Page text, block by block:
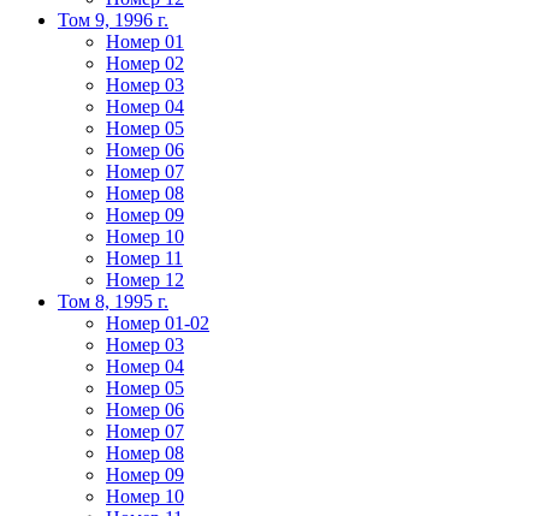
Том 9, 1996 г.
Номер 01
Номер 02
Номер 03
Номер 04
Номер 05
Номер 06
Номер 07
Номер 08
Номер 09
Номер 10
Номер 11
Номер 12
Том 8, 1995 г.
Номер 01-02
Номер 03
Номер 04
Номер 05
Номер 06
Номер 07
Номер 08
Номер 09
Номер 10